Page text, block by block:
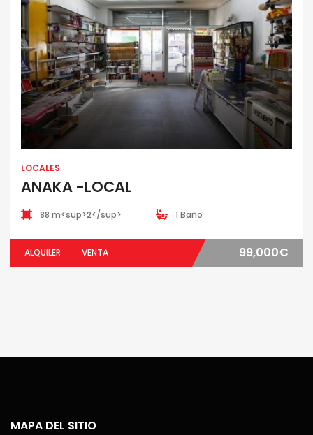
LOCALES
ANAKA -LOCAL
88 m<sup>2</sup> 1 Baño
ALQUILER VENTA 99,000€
MAPA DEL SITIO